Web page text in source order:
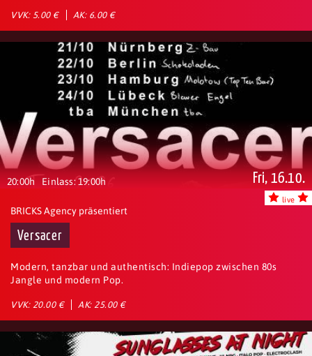
VVK: 5.00 € AK: 6.00 €
20:00h Einlass: 19:00h Fri, 16.10.
live
BRICKS Agency präsentiert
Versacer
Modern, tanzbar und authentisch: Indiepop zwischen 80s
Jangle und modern Pop.
VVK: 20.00 € AK: 25.00 €